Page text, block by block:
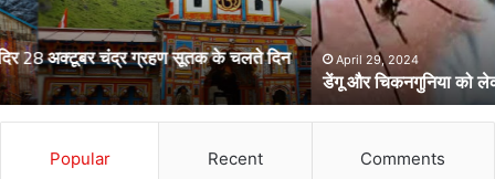
विभाग
का
अर्लटApril 29, 2024
डेंगू और चिकनगुनिया को लेकर स्वास्थ्य विभाग का अर्लट
Popular Recent Comments